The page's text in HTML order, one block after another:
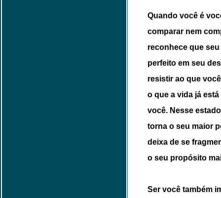
Quando você é
comparar nem
reconhece que
perfeito em seu
resistir ao que
o que a vida já
você. Nesse
torna o seu maior
deixa de se
o seu propósito
Ser você também